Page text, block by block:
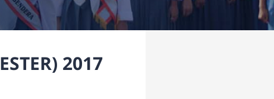
2017